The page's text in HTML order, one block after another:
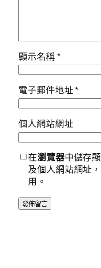
顯示名稱*
電子郵件地址*
個人網站網址
在瀏覽器中儲存
及個人網站網址
用。